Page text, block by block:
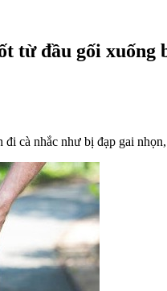
từ đầu gối xuống
cà nhắc như bị đạp gai